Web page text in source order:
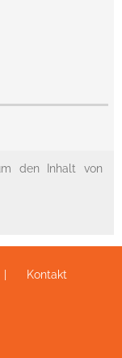
den Inhalt von
Kontakt